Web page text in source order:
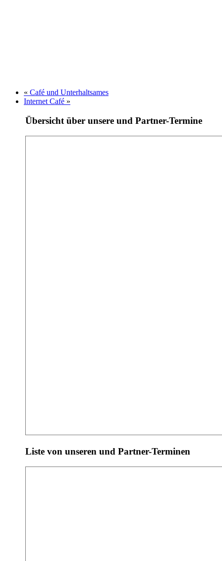
« Café und Unterhaltsames
Internet Café »
Übersicht über unsere und Partner-Termine
Liste von unseren und Partner-Terminen